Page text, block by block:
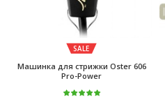
SALE
Машинка для стрижки Oster 606
Pro-Power